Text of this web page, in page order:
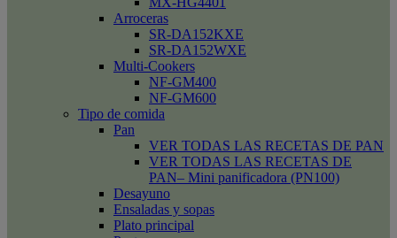
Arroceras
SR-DA152KXE
SR-DA152WXE
Multi-Cookers
NF-GM400
NF-GM600
Tipo de comida
Pan
VER TODAS LAS RECETAS DE PAN
VER TODAS LAS RECETAS DE
PAN– Mini panificadora (PN100)
Desayuno
Ensaladas y sopas
Plato principal